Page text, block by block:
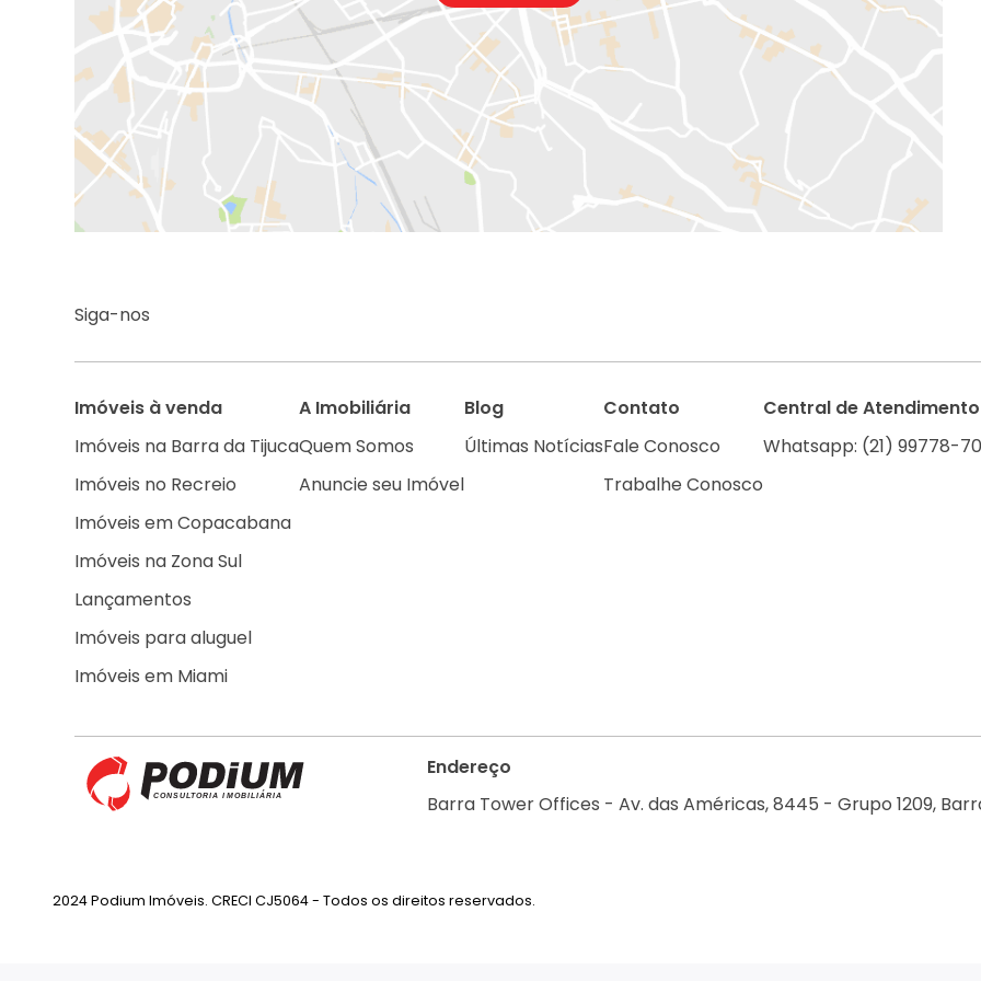
Siga-nos
Imóveis à venda
Imóveis na Barra da Tijuca
Imóveis no Recreio
Imóveis em Copacabana
Imóveis na Zona Sul
Lançamentos
Imóveis para aluguel
Imóveis em Miami
A Imobiliária
Quem Somos
Anuncie seu Imóvel
Blog
Últimas Notícias
Contato
Fale Conosco
Trabalhe Conosco
Central de Atendimento
Whatsapp: (21) 99778-
Endereço
Barra Tower Offices - Av. das Américas, 8445 - Grupo 1209,
2024 Podium Imóveis. CRECI CJ5064 - Todos os direitos reservados.